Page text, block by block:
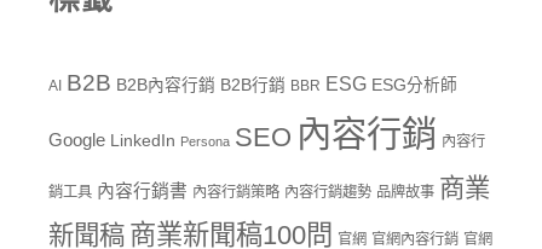
AI B2B B2B內容行銷 B2B行銷 BBR ESG ESG分析師
Google LinkedIn Persona SEO 內容行銷 內容行
銷工具 內容行銷書 內容行銷策略 內容行銷趨勢 品牌故事 商業
新聞稿 商業新聞稿100問 官網 官網內容行銷 官網